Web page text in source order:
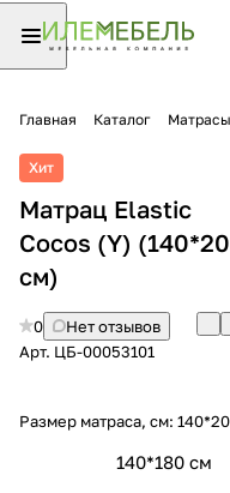
Главная Каталог Матрасы
Хит
Матрац Elastic
Cocos (Y)
см)
0
Нет отзывов
Арт. ЦБ-00053101
Размер матраса, см:
140*180 см